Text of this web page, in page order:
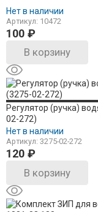
Нет в наличии
Артикул: 10472
100 ₽
В корзину
Регулятор (ручка)
02-272)
Нет в наличии
Артикул: 3275-02-272
120 ₽
В корзину